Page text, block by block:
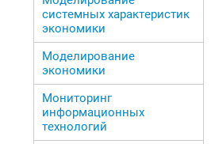
системных характеристик
экономики
Моделирование
экономики
Мониторинг
информационных
технологий